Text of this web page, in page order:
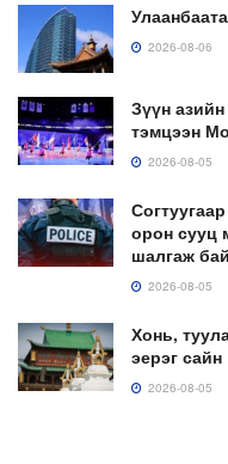
2026-08-06
Зүүн
тэмцээн
2026-08-05
орон сууц
шалгаж
2026-08-05
Хонь,
эерэг сайн
2026-08-05